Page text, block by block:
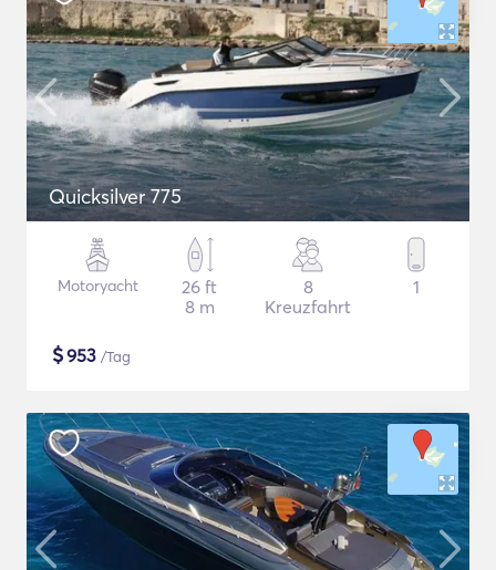
Quicksilver 775
Motoryacht
26 ft
8 m
8
Kreuzfahrt
1
$953 /Tag